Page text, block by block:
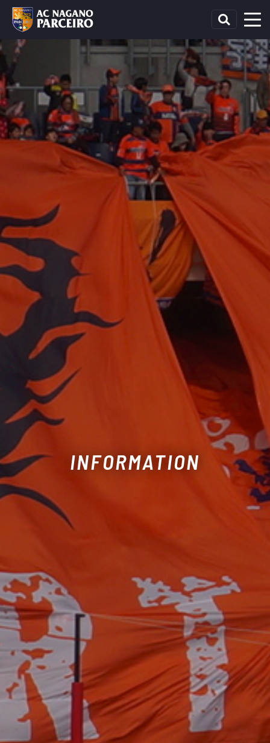
INFORMATION